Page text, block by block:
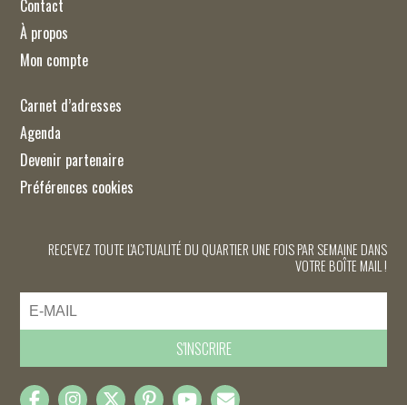
Contact
À propos
Mon compte
Carnet d’adresses
Agenda
Devenir partenaire
Préférences cookies
RECEVEZ TOUTE L'ACTUALITÉ DU QUARTIER UNE FOIS PAR SEMAINE DANS
VOTRE BOÎTE MAIL !